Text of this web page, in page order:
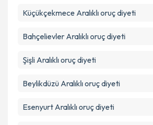
Küçükçekmece Aralıklı oruç diyeti
Bahçelievler Aralıklı oruç diyeti
Şişli Aralıklı oruç diyeti
Beylikdüzü Aralıklı oruç diyeti
Esenyurt Aralıklı oruç diyeti